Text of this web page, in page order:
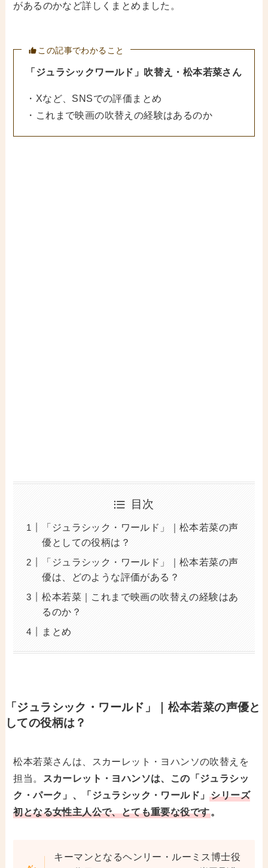
があるのかなど詳しくまとめました。
この記事でわかること
「ジュラシックワールド」吹替え・松本若菜さん
・Xなど、SNSでの評価まとめ
・これまで映画の吹替えの経験はあるのか
目次
「ジュラシック・ワールド」｜松本若菜の声
優としての役柄は？
「ジュラシック・ワールド」｜松本若菜の声
優は、どのような評価がある？
松本若菜｜これまで映画の吹替えの経験はあ
るのか？
まとめ
「ジュラシック・ワールド 」｜松本若菜の声優と
しての役柄は？
松本若菜さんは、スカーレット・ヨハンソの吹替えを
担当。 スカーレット・ヨハンソは、この「ジュラシッ
ク・パーク」、「ジュラシック・ワールド」シリーズ
初となる女性主人公で、とても重要な役です。
キーマンとなるヘンリー・ルーミス博士役